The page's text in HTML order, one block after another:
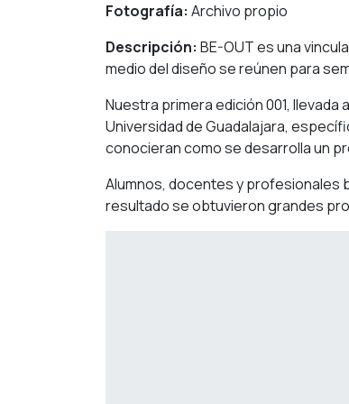
Fotografía: Archivo propio
Descripción: BE-OUT es una
medio del diseño se reúnen para
Nuestra primera edición 001,
Universidad de Guadalajara,
conocieran como se desarrolla un
Alumnos, docentes y profesionales
resultado se obtuvieron grandes